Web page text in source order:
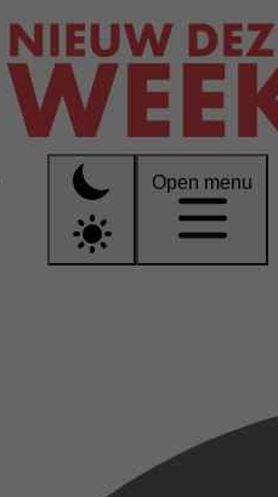
Open menu